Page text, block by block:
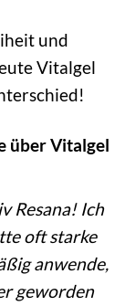
und
Vitalgel
über Vitalgel
Resana! Ich
oft starke
anwende,
geworden